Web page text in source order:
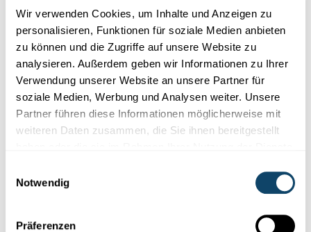
Wir verwenden Cookies, um Inhalte und Anzeigen zu
personalisieren, Funktionen für soziale Medien anbieten
zu können und die Zugriffe auf unsere Website zu
analysieren. Außerdem geben wir Informationen zu Ihrer
Verwendung unserer Website an unsere Partner für
soziale Medien, Werbung und Analysen weiter. Unsere
Partner führen diese Informationen möglicherweise mit
weiteren Daten zusammen, die Sie ihnen bereitgestellt
Notwendig
Präferenzen
der Förderung der Forschung und dem Bemühen, die
Besonderheit seltener Erkrankungen umfassender
bekannt zu machen. Es ist wichtig, dass öffentlich darüber
informiert wird. Schließlich hat dieses Thema auf
europäischer Ebene im Bereich der öffentlichen
Gesundheit Priorität. Es ist daher unverzichtbar, Wissen,
Kompetenzen, Versorgung und wissenschaftliche
Forschungsergebnisse über seltene Krankheiten zu
Autor: Constance Lausecker